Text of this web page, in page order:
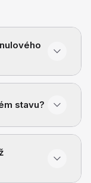
stavu?